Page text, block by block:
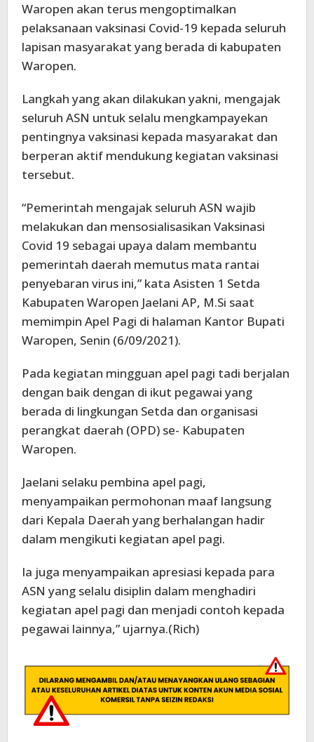
Waropen akan terus mengoptimalkan
pelaksanaan vaksinasi Covid-19 kepada seluruh
lapisan masyarakat yang berada di kabupaten
Waropen.
Langkah yang akan dilakukan yakni, mengajak
seluruh ASN untuk selalu mengkampayekan
pentingnya vaksinasi kepada masyarakat dan
berperan aktif mendukung kegiatan vaksinasi
tersebut.
“Pemerintah mengajak seluruh ASN wajib
melakukan dan mensosialisasikan Vaksinasi
Covid 19 sebagai upaya dalam membantu
pemerintah daerah memutus mata rantai
penyebaran virus ini,” kata Asisten 1 Setda
Kabupaten Waropen Jaelani AP, M.Si saat
memimpin Apel Pagi di halaman Kantor Bupati
Waropen, Senin (6/09/2021).
Pada kegiatan mingguan apel pagi tadi berjalan
dengan baik dengan di ikut pegawai yang
berada di lingkungan Setda dan organisasi
perangkat daerah (OPD) se- Kabupaten
Waropen.
Jaelani selaku pembina apel pagi,
menyampaikan permohonan maaf langsung
dari Kepala Daerah yang berhalangan hadir
dalam mengikuti kegiatan apel pagi.
Ia juga menyampaikan apresiasi kepada para
ASN yang selalu disiplin dalam menghadiri
kegiatan apel pagi dan menjadi contoh kepada
pegawai lainnya,” ujarnya.(Rich)